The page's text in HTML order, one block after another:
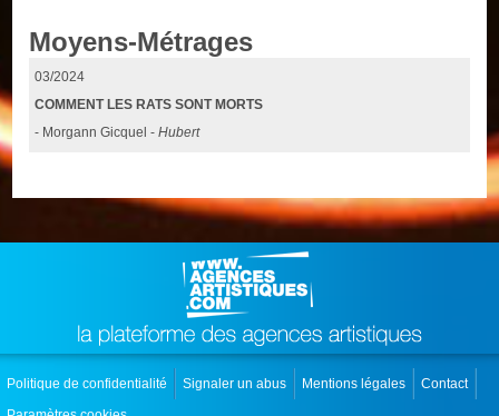
Moyens-Métrages
03/2024
COMMENT LES RATS SONT MORTS
- Morgann Gicquel -Hubert
Politique de confidentialité Signaler un abus Mentions légales
Contact